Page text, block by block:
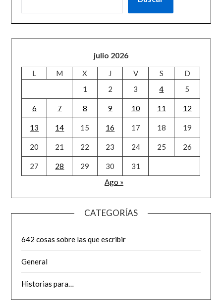
julio 2026
L M X J V S
D
1
2 3 4 5
6 7 8 9 10 11 12
13 14 15 16 17 18 19
20 21 22 23 24 25 26
27 28 29 30
31
Ago »
CATEGORÍAS
642 cosas sobre las que escribir
General
Historias para…